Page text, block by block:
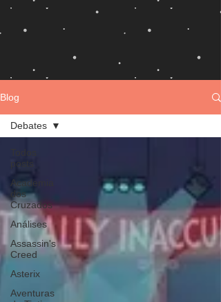
Blog
posts
Academia
dos
Cruzados
Análises
Assassin's
Creed
Asterix
Aventuras
Debates